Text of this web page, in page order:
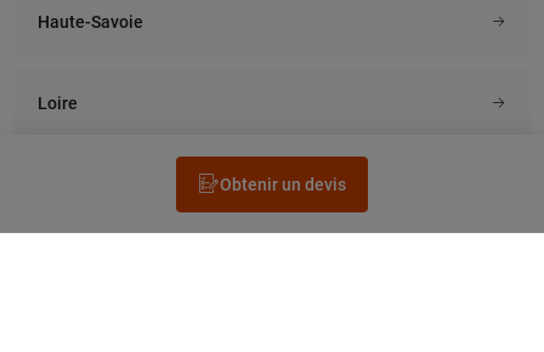
Obtenir un devis
Haute-Savoie
Loire